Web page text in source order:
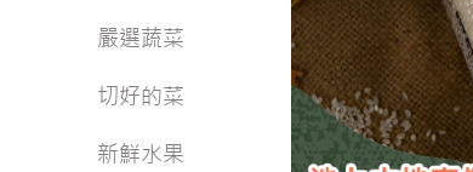
嚴選蔬菜
切好的菜
新鮮水果